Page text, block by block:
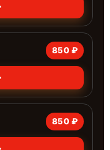
850 ₽
850 ₽